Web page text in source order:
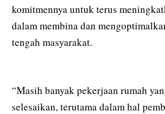
komitmennya untuk terus
dalam membina dan
tengah masyarakat.
“Masih banyak pekerjaan rumah
selesaikan, terutama dalam hal